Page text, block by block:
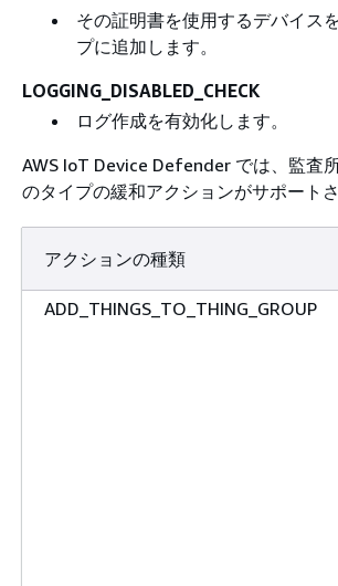
その証明書を使用するデバイス
プに追加します。
LOGGING_DISABLED_CHECK
ログ作成を有効化します。
AWS IoT Device Defender では、監査
のタイプの緩和アクションがサポートさ
アクションの種類
ADD_THINGS_TO_THING_GROUP